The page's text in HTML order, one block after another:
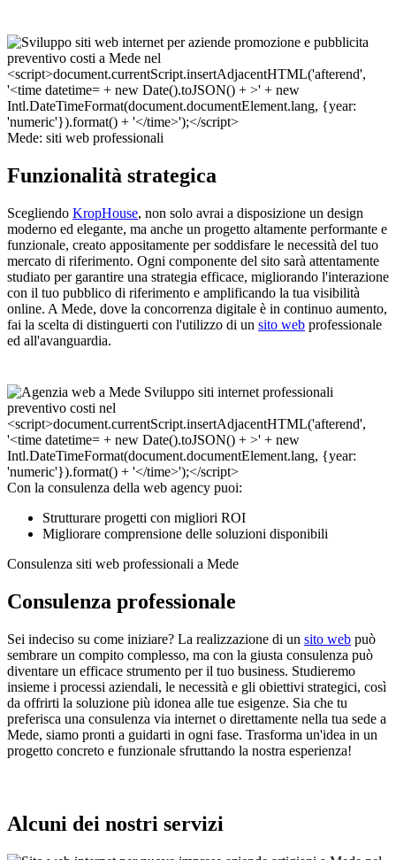
Mede: siti web professionali
Funzionalità strategica
Scegliendo KropHouse, non solo avrai a disposizione un design
moderno ed elegante, ma anche un progetto altamente performante e
funzionale, creato appositamente per soddisfare le necessità del tuo
mercato di riferimento. Ogni componente del sito sarà attentamente
studiato per garantire una strategia efficace, migliorando l'interazione
con il tuo pubblico di riferimento e amplificando la tua visibilità
online. A Mede, dove la concorrenza digitale è in continuo aumento,
fai la scelta di distinguerti con l'utilizzo di un sito web professionale
ed all'avanguardia.
Con la consulenza della web agency puoi:
Strutturare progetti con migliori ROI
Migliorare comprensione delle soluzioni disponibili
Consulenza siti web professionali a Mede
Consulenza professionale
Sei indeciso su come iniziare? La realizzazione di un sito web può
sembrare un compito complesso, ma con la giusta consulenza può
diventare un efficace strumento per il tuo business. Studieremo
insieme i processi aziendali, le necessità e gli obiettivi strategici, così
da offrirti la soluzione più idonea alle tue esigenze. Sia che tu
preferisca una consulenza via internet o direttamente nella tua sede a
Mede, siamo pronti a guidarti in ogni fase. Trasforma un'idea in un
progetto concreto e funzionale sfruttando la nostra esperienza!
Alcuni dei nostri servizi